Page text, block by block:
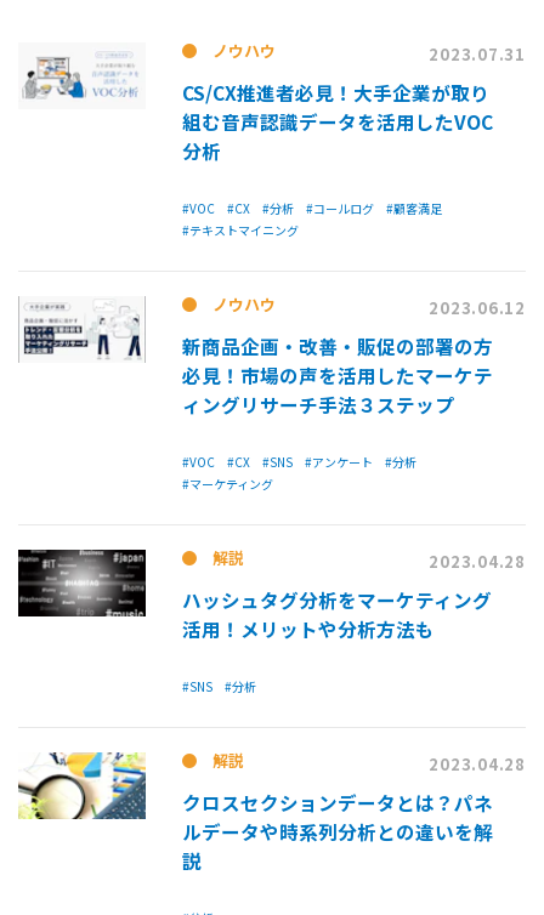
ノウハウ 2023.07.31
CS/CX推進者必見！大手企業が取り
組む音声認識データを活用したVOC
分析
#VOC #CX #分析 #コールログ
#顧客満足
#テキストマイニング
ノウハウ 2023.06.12
新商品企画・改善・販促の部署の方
必見！市場の声を活用したマーケテ
ィングリサーチ手法３ステップ
#VOC #CX #SNS #アンケート
#分析
#マーケティング
解説 2023.04.28
ハッシュタグ分析をマーケティング
活用！メリットや分析方法も
#SNS #分析
解説 2023.04.28
クロスセクションデータとは？パネ
ルデータや時系列分析との違いを解
説